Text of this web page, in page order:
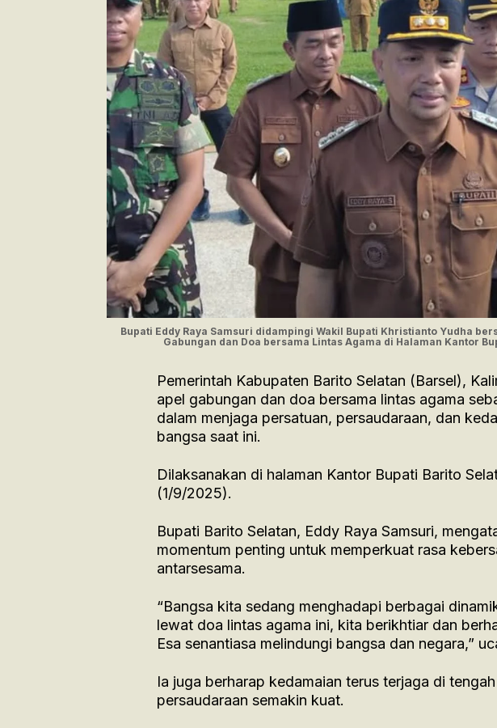
Bupati Eddy Raya Samsuri didampingi Wakil Bupati Khristianto Yudha
Gabungan dan Doa bersama Lintas Agama di Halaman Kantor
Pemerintah Kabupaten Barito Selatan (Barsel),
apel gabungan dan doa bersama lintas agama
dalam menjaga persatuan, persaudaraan, dan
bangsa saat ini.
Dilaksanakan di halaman Kantor Bupati Barito
(1/9/2025).
Bupati Barito Selatan, Eddy Raya Samsuri,
momentum penting untuk memperkuat rasa
antarsesama.
“Bangsa kita sedang menghadapi berbagai
lewat doa lintas agama ini, kita berikhtiar dan
Esa senantiasa melindungi bangsa dan negara,”
Ia juga berharap kedamaian terus terjaga di
persaudaraan semakin kuat.